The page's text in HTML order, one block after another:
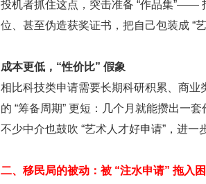
投机者抓住这点，突击准备 “作品集”——
位、甚至伪造获奖证书，把自己包装成 “艺
成本更低，“性价比” 假象
相比科技类申请需要长期科研积累、商业
的 “筹备周期” 更短：几个月就能攒出一
不少中介也鼓吹 “艺术人才好申请”，进一
二、移民局的被动：被 “注水申请” 拖入